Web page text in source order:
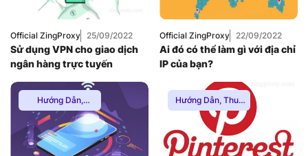
Thuê Proxy Việt
Nam
Official ZingProxy
25/09/2022
Sử dụng VPN cho giao dịch
ngân hàng trực tuyến
Nam
Uncategorized
Official ZingProxy
22/09/2022
Ai đó có thể làm gì với địa chỉ
IP của bạn?
Hướng Dẫn,
Multiple VPN,Thuê
Proxy Nước Ngoài,
Thuê Proxy US,
Thuê Proxy Việt
Hướng Dẫn, Thuê
Proxy Nước Ngoài,
Thuê Proxy US,
Thuê Proxy Việt
Nam ,